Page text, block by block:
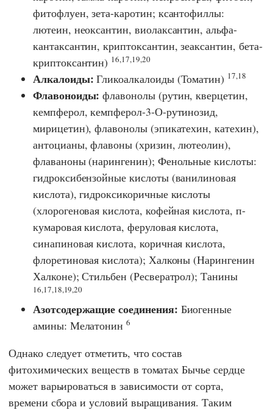
фитофлуен, зета-каротин; ксантофиллы:
лютеин, неоксантин, виолаксантин, альфа-
кантаксантин, криптоксантин, зеаксантин, бета-
криптоксантин) 16,17,19,20
Алкалоиды: Гликоалкалоиды (Томатин) 17,18
Флавоноиды: флавонолы (рутин, кверцетин,
кемпферол, кемпферол-3-О-рутинозид,
мирицетин), флавонолы (эпикатехин, катехин),
антоцианы, флавоны (хризин, лютеолин),
флаваноны (нарингенин); Фенольные кислоты:
гидроксибензойные кислоты (ванилиновая
кислота), гидроксикоричные кислоты
(хлорогеновая кислота, кофейная кислота, п-
кумаровая кислота, феруловая кислота,
синапиновая кислота, коричная кислота,
флоретиновая кислота); Халконы (Нарингенин
Халконе); Стильбен (Ресвератрол); Танины
16,17,18,19,20
Азотсодержащие соединения: Биогенные
амины: Мелатонин6
Однако следует отметить, что состав
фитохимических веществ в томатах Бычье сердце
может варьироваться в зависимости от сорта,
времени сбора и условий выращивания. Таким